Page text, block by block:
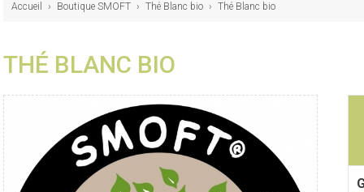
Accueil › Boutique SMOFT › Thé Blanc bio › Thé Blanc bio
THÉ BLANC BIO